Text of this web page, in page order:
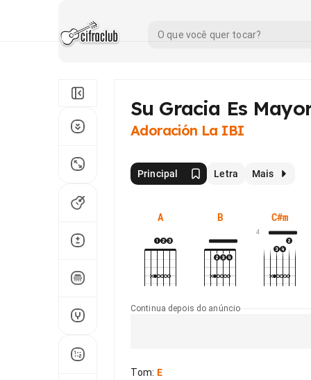
Su Gracia Es
Adoración La IBI
Principal Letra Mais
A B C#m
4
Continua depois do anúncio
Tom: E